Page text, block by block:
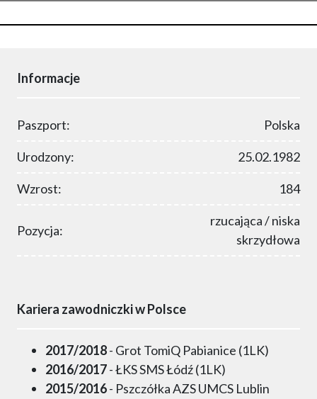
Informacje
Paszport: Polska
Urodzony: 25.02.1982
Wzrost: 184
Pozycja:
rzucająca / niska
skrzydłowa
Kariera zawodniczki w Polsce
2017/2018- Grot TomiQ Pabianice (1LK)
2016/2017- ŁKS SMS Łódź (1LK)
2015/2016- Pszczółka AZS UMCS Lublin